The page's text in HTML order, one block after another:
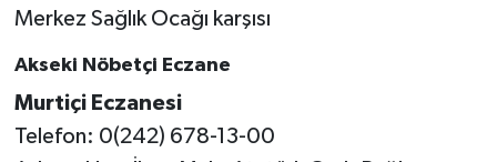
Merkez Sağlık Ocağı karşısı
Akseki Nöbetçi Eczane
Murtiçi Eczanesi
Telefon: 0(242) 678-13-00